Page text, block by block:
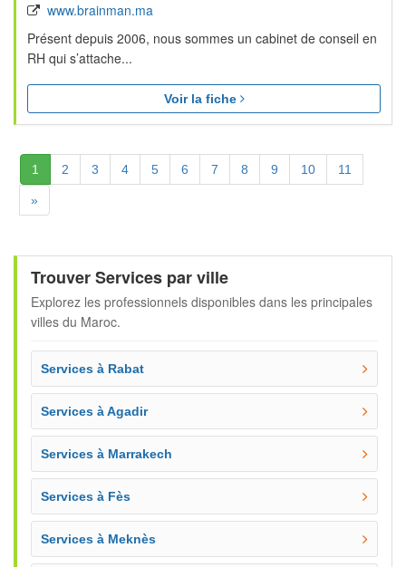
www.brainman.ma
Présent depuis 2006, nous sommes un cabinet de conseil en
RH qui s’attache...
Voir la fiche
1 (Actuelle)
2 3 4 5 6 7 8 9 10 11
»Suivante
Trouver Services par ville
Explorez les professionnels disponibles dans les principales
villes du Maroc.
Services à Rabat
Services à Agadir
Services à Marrakech
Services à Fès
Services à Meknès